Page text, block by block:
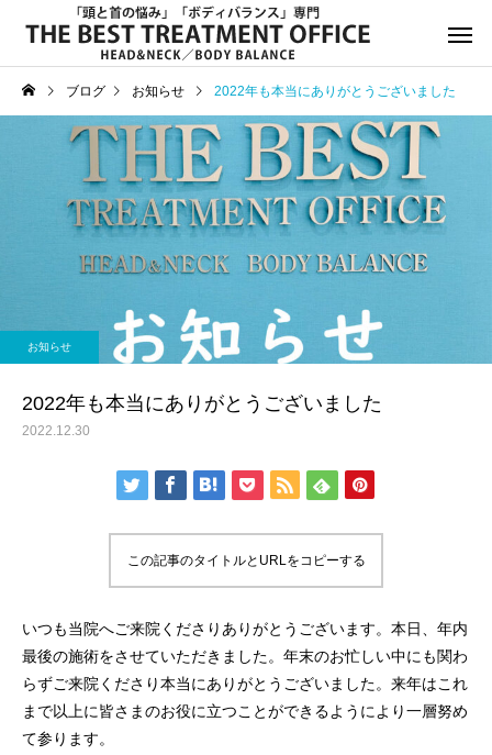
サービスサンプル4 サービスサ
年末年始休診日のお知らせ
8月13日(水)午後休診の
知らせ
ブログ お知らせ 2022年も本当にありがとうございました
お知らせ
2022年も本当にありがとうございました
2022.12.30
この記事のタイトルとURLをコピーする
いつも当院へご来院くださりありがとうございます。本日、年内
最後の施術をさせていただきました。年末のお忙しい中にも関わ
らずご来院くださり本当にありがとうございました。来年はこれ
まで以上に皆さまのお役に立つことができるようにより一層努め
て参ります。